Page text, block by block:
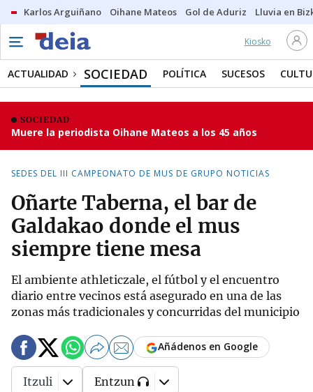
Karlos Arguiñano Oihane Mateos Gol de Aduriz Lluvia en
Kiosko
ACTUALIDAD SOCIEDAD POLÍTICA SUCESOS
SOCIEDAD
Muere la periodista Oihane Mateos a los 45 años
SEDES DEL III CAMPEONATO DE MUS DE GRUPO NOTICIAS
Oñarte Taberna, el bar de
Galdakao donde el mus
siempre tiene mesa
El ambiente athleticzale, el fútbol y el encuentro
diario entre vecinos está asegurado en una de las
zonas más tradicionales y concurridas del municipio
Añádenos en Google
Itzuli Entzun